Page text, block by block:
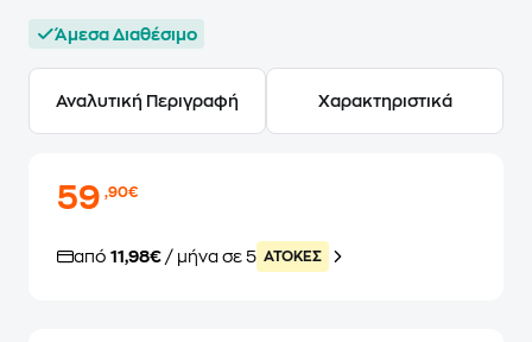
Άμεσα Διαθέσιμο
Αναλυτική Περιγραφή Χαρακτηριστικά
59,90€
από 11,98€ / μήνα σε 5 ATOKEΣ